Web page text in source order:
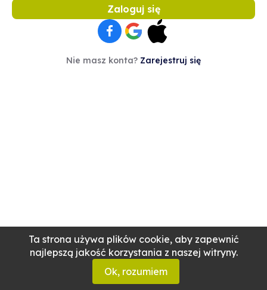
Ta strona używa plików cookie, aby zapewnić
najlepszą jakość korzystania z naszej witryny.
Ok, rozumiem
Zaloguj się
Nie masz konta? Zarejestruj się